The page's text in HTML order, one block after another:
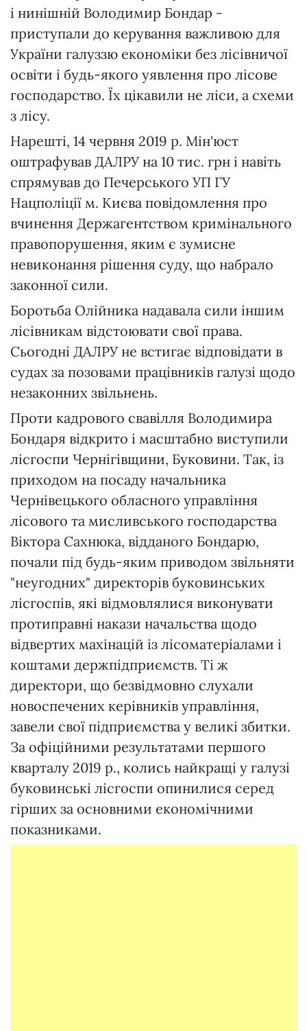
і нинішній Володимир Бондар -
приступали до керування важливою для
України галуззю економіки без лісівничої
освіти і будь-якого уявлення про лісове
господарство. Їх цікавили не ліси, а схеми
з лісу.
Нарешті, 14 червня 2019 р. Мін'юст
оштрафував ДАЛРУ на 10 тис. грн і навіть
спрямував до Печерського УП ГУ
Нацполіції м. Києва повідомлення про
вчинення Держагентством кримінального
правопорушення, яким є зумисне
невиконання рішення суду, що набрало
законної сили.
Боротьба Олійника надавала сили іншим
лісівникам відстоювати свої права.
Сьогодні ДАЛРУ не встигає відповідати в
судах за позовами працівників галузі щодо
незаконних звільнень.
Проти кадрового свавілля Володимира
Бондаря відкрито і масштабно виступили
лісгоспи Чернігівщини, Буковини. Так, із
приходом на посаду начальника
Чернівецького обласного управління
лісового та мисливського господарства
Віктора Сахнюка, відданого Бондарю,
почали під будь-яким приводом звільняти
"неугодних" директорів буковинських
лісгоспів, які відмовлялися виконувати
протиправні накази начальства щодо
відвертих махінацій із лісоматеріалами і
коштами держпідприємств. Ті ж
директори, що безвідмовно слухали
новоспечених керівників управління,
завели свої підприємства у великі збитки.
За офіційними результатами першого
кварталу 2019 р., колись найкращі у галузі
буковинські лісгоспи опинилися серед
гірших за основними економічними
показниками.